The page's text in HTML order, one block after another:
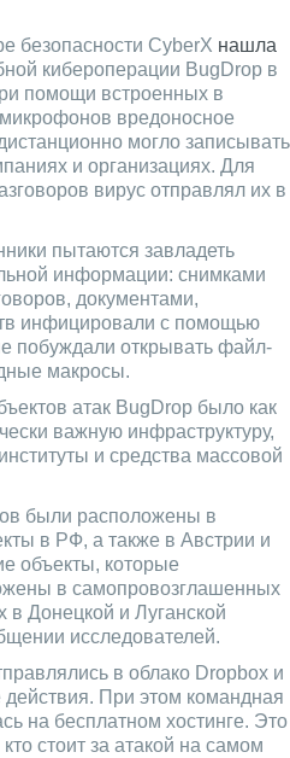
безопасности CyberX нашла
кибероперации BugDrop в
помощи встроенных в
вредоносное
могло записывать
и организациях. Для
вирус отправлял их в
пытаются завладеть
информации: снимками
документами,
инфицировали с помощью
побуждали открывать файл-
макросы.
атак BugDrop было как
важную инфраструктуру,
и средства массовой
были расположены в
в РФ, а также в Австрии и
объекты, которые
в самопровозглашенных
в Донецкой и Луганской
исследователей.
в облако Dropbox и
действия. При этом командная
на бесплатном хостинге. Это
стоит за атакой на самом